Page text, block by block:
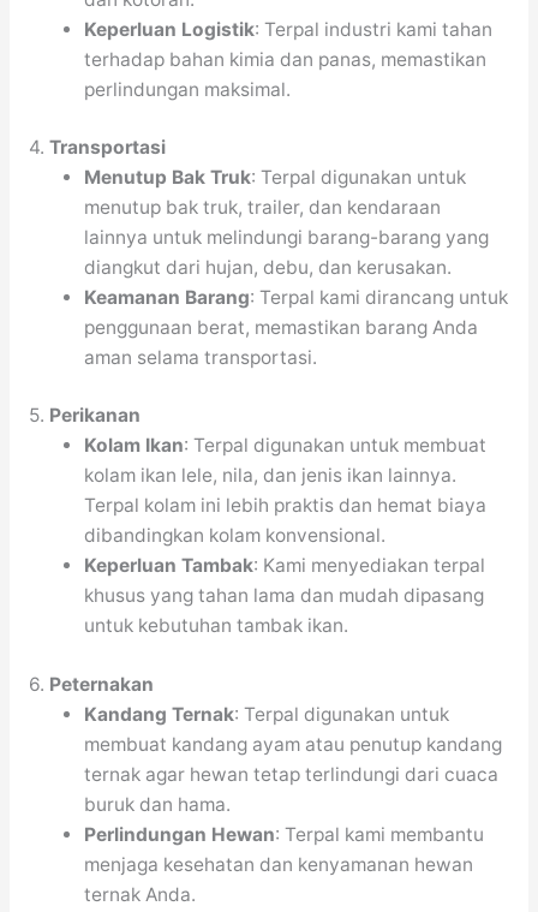
Keperluan Logistik: Terpal industri kami tahan
terhadap bahan kimia dan panas, memastikan
perlindungan maksimal.
4. Transportasi
Menutup Bak Truk: Terpal digunakan untuk
menutup bak truk, trailer, dan kendaraan
lainnya untuk melindungi barang-barang yang
diangkut dari hujan, debu, dan kerusakan.
Keamanan Barang: Terpal kami dirancang untuk
penggunaan berat, memastikan barang Anda
aman selama transportasi.
5. Perikanan
Kolam Ikan: Terpal digunakan untuk membuat
kolam ikan lele, nila, dan jenis ikan lainnya.
Terpal kolam ini lebih praktis dan hemat biaya
dibandingkan kolam konvensional.
Keperluan Tambak: Kami menyediakan terpal
khusus yang tahan lama dan mudah dipasang
untuk kebutuhan tambak ikan.
6. Peternakan
Kandang Ternak: Terpal digunakan untuk
membuat kandang ayam atau penutup kandang
ternak agar hewan tetap terlindungi dari cuaca
buruk dan hama.
Perlindungan Hewan: Terpal kami membantu
menjaga kesehatan dan kenyamanan hewan
ternak Anda.